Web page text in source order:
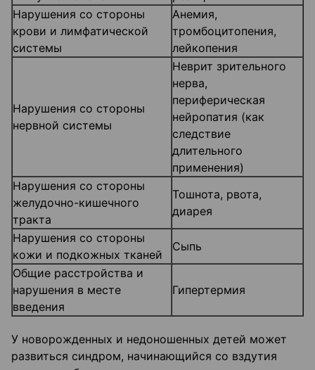
Нарушения со стороны
крови и лимфатической
системы
Анемия,
тромбоцитопения,
лейкопения
Нарушения со стороны
нервной системы
Неврит зрительного
нерва,
периферическая
нейропатия (как
следствие
длительного
применения)
Нарушения со стороны
желудочно-кишечного
тракта
Тошнота, рвота,
диарея
Нарушения со стороны
кожи и подкожных тканей
Сыпь
Общие расстройства и
нарушения в месте
введения
Гипертермия
У новорожденных и недоношенных детей может
развиться синдром, начинающийся со вздутия